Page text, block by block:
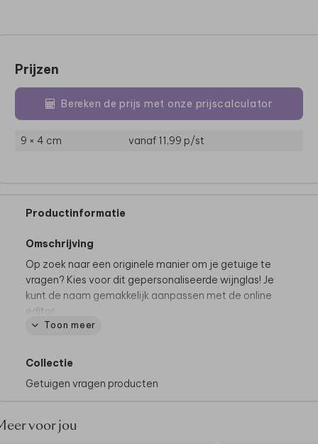
Prijzen
Bereken de prijs met onze prijscalculator
9 × 4 cm vanaf 11,99 p/st
Productinformatie
Omschrijving
Op zoek naar een originele manier om je getuige te
vragen? Kies voor dit gepersonaliseerde wijnglas! Je
kunt de naam gemakkelijk aanpassen met de online
editor.
Toon meer
Collectie
Getuigen vragen producten
voor jou